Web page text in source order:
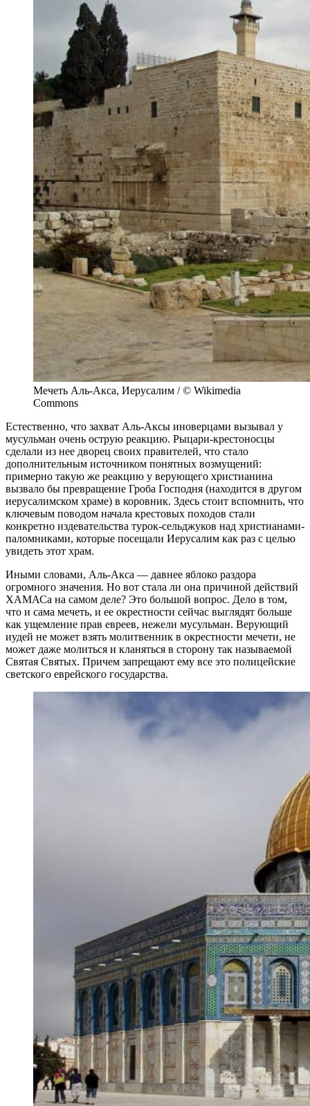
Мечеть Аль-Акса, Иерусалим / © Wikimedia
Commons
Естественно, что захват Аль-Аксы иноверцами вызывал у
мусульман очень острую реакцию. Рыцари-крестоносцы
сделали из нее дворец своих правителей, что стало
дополнительным источником понятных возмущений:
примерно такую же реакцию у верующего христианина
вызвало бы превращение Гроба Господня (находится в другом
иерусалимском храме) в коровник. Здесь стоит вспомнить, что
ключевым поводом начала крестовых походов стали
конкретно издевательства турок-сельджуков над христианами-
паломниками, которые посещали Иерусалим как раз с целью
увидеть этот храм.
Иными словами, Аль-Акса — давнее яблоко раздора
огромного значения. Но вот стала ли она причиной действий
ХАМАСа на самом деле? Это большой вопрос. Дело в том,
что и сама мечеть, и ее окрестности сейчас выглядят больше
как ущемление прав евреев, нежели мусульман. Верующий
иудей не может взять молитвенник в окрестности мечети, не
может даже молиться и кланяться в сторону так называемой
Святая Святых. Причем запрещают ему все это полицейские
светского еврейского государства.